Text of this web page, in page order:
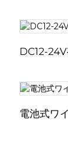
DC12-
電池式ワ